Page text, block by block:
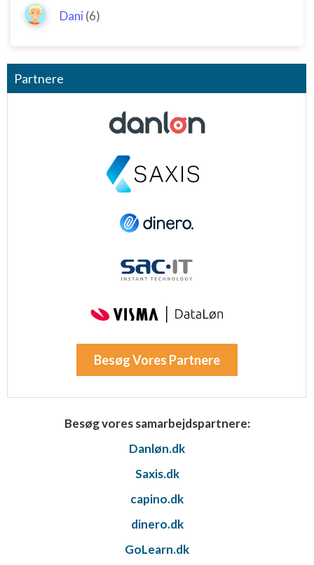
Dani (6)
Partnere
Besøg Vores Partnere
Besøg vores samarbejdspartnere:
Danløn.dk
Saxis.dk
capino.dk
dinero.dk
GoLearn.dk